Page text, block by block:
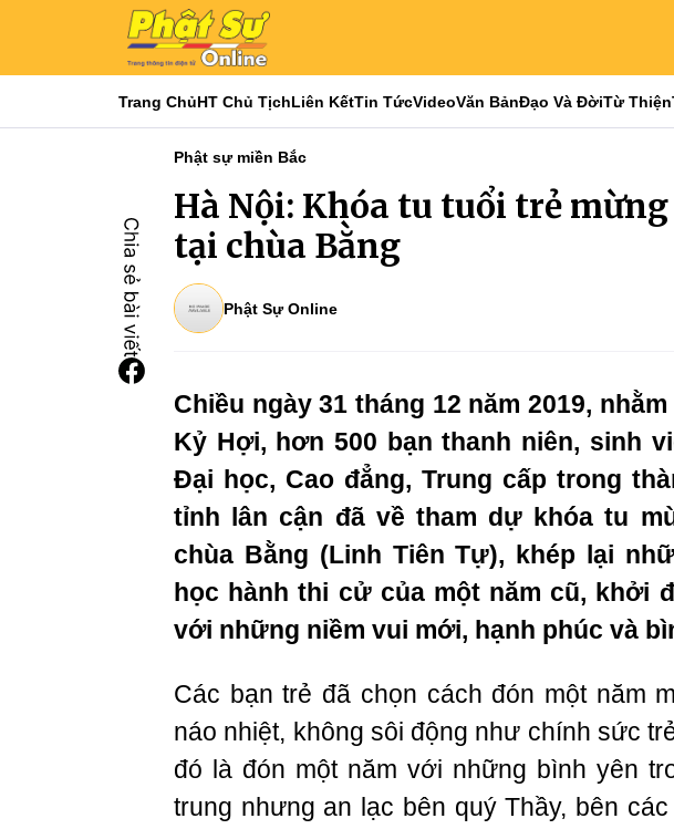
Trang ChủHT Chủ TịchLiên KếtTin TứcVideoVăn BảnĐạo Và ĐờiTừ Thiện
Phật sự miền Bắc
Hà Nội: Khóa tu tuổi trẻ
tại chùa Bằng
Phật Sự Online
Chiều ngày 31 tháng 12 năm 2019,
Kỷ Hợi, hơn 500 bạn thanh niên, sinh
Đại học, Cao đẳng, Trung cấp trong
tỉnh lân cận đã về tham dự khóa tu
chùa Bằng (Linh Tiên Tự), khép lại
học hành thi cử của một năm cũ, khởi
với những niềm vui mới, hạnh phúc và
Các bạn trẻ đã chọn cách đón một năm
náo nhiệt, không sôi động như chính sức
đó là đón một năm với những bình yên
trung nhưng an lạc bên quý Thầy, bên